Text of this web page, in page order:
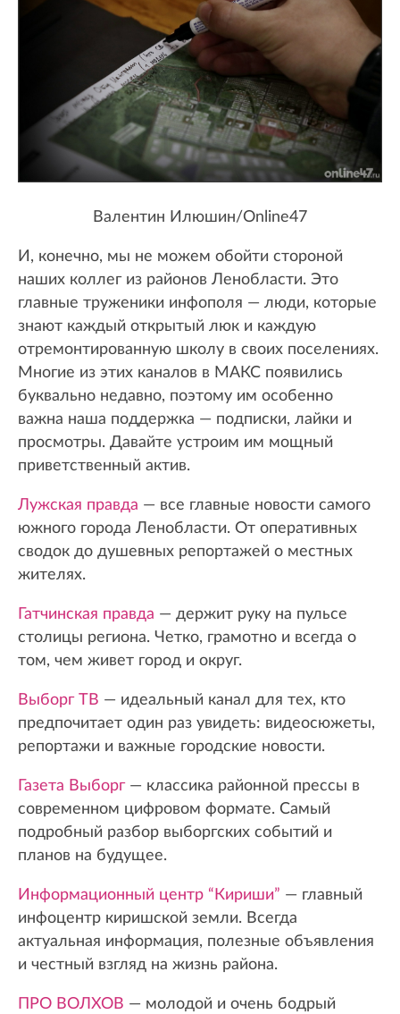
Валентин Илюшин/Online47
И, конечно, мы не можем обойти стороной
наших коллег из районов Ленобласти. Это
главные труженики инфополя — люди, которые
знают каждый открытый люк и каждую
отремонтированную школу в своих поселениях.
Многие из этих каналов в МАКС появились
буквально недавно, поэтому им особенно
важна наша поддержка — подписки, лайки и
просмотры. Давайте устроим им мощный
приветственный актив.
Лужская правда — все главные новости самого
южного города Ленобласти. От оперативных
сводок до душевных репортажей о местных
жителях.
Гатчинская правда — держит руку на пульсе
столицы региона. Четко, грамотно и всегда о
том, чем живет город и округ.
Выборг ТВ — идеальный канал для тех, кто
предпочитает один раз увидеть: видеосюжеты,
репортажи и важные городские новости.
Газета Выборг— классика районной прессы в
современном цифровом формате. Самый
подробный разбор выборгских событий и
планов на будущее.
Информационный центр “Кириши” — главный
инфоцентр киришской земли. Всегда
актуальная информация, полезные объявления
и честный взгляд на жизнь района.
ПРО ВОЛХОВ — молодой и очень бодрый